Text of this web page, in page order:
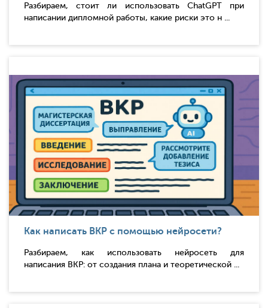
Разбираем, стоит ли использовать ChatGPT при
написании дипломной работы, какие риски это н ...
Как написать ВКР с помощью нейросети?
Разбираем, как использовать нейросеть для
написания ВКР: от создания плана и теоретической ...